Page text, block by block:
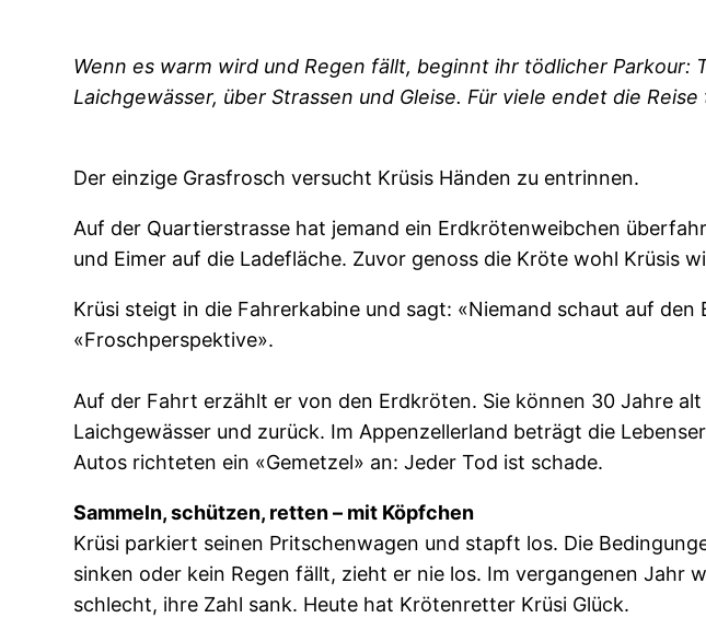
Wenn es warm wird und Regen fällt, beginnt ihr tödlicher
Laichgewässer, über Strassen und Gleise. Für viele endet die
Der einzige Grasfrosch versucht Krüsis Händen zu entrinnen.
Auf der Quartierstrasse hat jemand ein Erdkrötenweibchen
und Eimer auf die Ladefläche. Zuvor genoss die Kröte wohl Krüsis
Krüsi steigt in die Fahrerkabine und sagt: «Niemand schaut auf
«Froschperspektive».
Auf der Fahrt erzählt er von den Erdkröten. Sie können 30 Jahre
Laichgewässer und zurück. Im Appenzellerland beträgt die
Autos richteten ein «Gemetzel» an: Jeder Tod ist schade.
Sammeln, schützen, retten – mit Köpfchen
Krüsi parkiert seinen Pritschenwagen und stapft los. Die
sinken oder kein Regen fällt, zieht er nie los. Im vergangenen Jahr
schlecht, ihre Zahl sank. Heute hat Krötenretter Krüsi Glück.